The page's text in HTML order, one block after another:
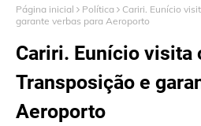
Página inicial Política
Cariri. Eunício
garante verbas para Aeroporto
Cariri. Eunício visita
Transposição e
Aeroporto